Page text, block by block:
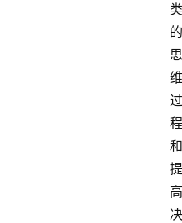
类
的
思
维
过
程
和
提
高
决